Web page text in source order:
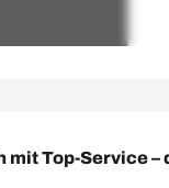
mit Top-Service –